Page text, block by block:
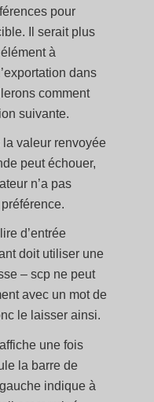
pour
Il serait plus
à
dans
comment
suivante.
valeur renvoyée
peut échouer,
n’a pas
d’entrée
doit utiliser une
– scp ne peut
avec un mot de
le laisser ainsi.
une fois
la barre de
indique à